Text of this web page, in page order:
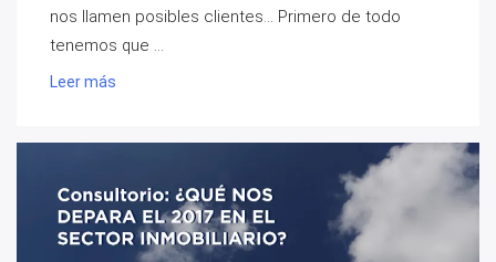
nos llamen posibles clientes... Primero de todo
tenemos que ...
Leer más